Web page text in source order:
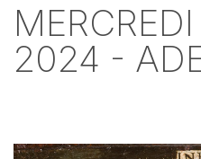
2024 -